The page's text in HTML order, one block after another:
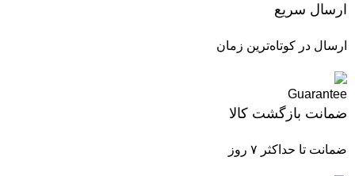
ارسال سریع
ارسال در کوتاه‌ترین زمان
ضمانت بازگشت کالا
ضمانت تا حداکثر ۷ روز